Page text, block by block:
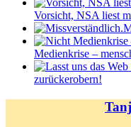
Vorsicht, NSA liest
Medienkrise –
zurückerobern!